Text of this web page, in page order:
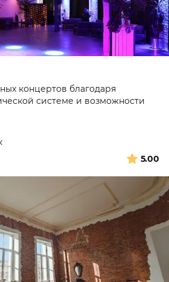
концертов благодаря
системе и возможности
5.00